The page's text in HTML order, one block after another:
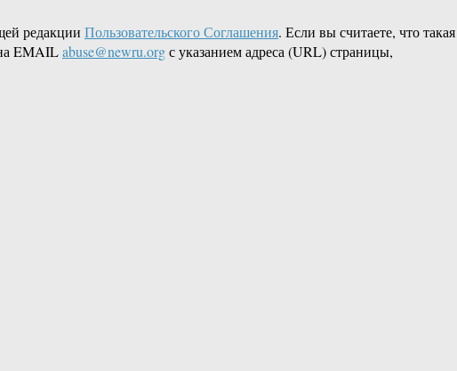
редакции Пользовательского Соглашения. Если вы считаете, что такая
EMAILabuse@newru.orgс указанием адреса (URL) страницы,